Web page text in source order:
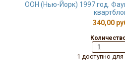
ООН (Нью-Йорк) 1997 год.
340,00
1 доступно для